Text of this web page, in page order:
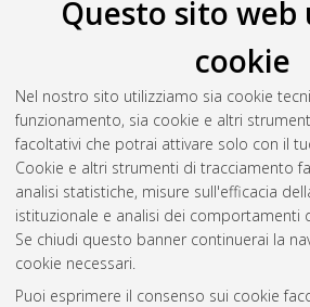
Questo sito web
cookie
Nel nostro sito utilizziamo sia cookie
funzionamento, sia cookie e altri
facoltativi che potrai attivare solo con il
Cookie e altri strumenti di tracciamento
analisi statistiche, misure sull'efficacia
istituzionale e analisi dei comportamenti
Se chiudi questo banner continuerai la
cookie necessari.
Puoi esprimere il consenso sui cookie
Numero di documenti:1.
Sugic, Danica(2014)Il gruppo delle
quantistica.[Laurea], Università di
Fisica [L-DM270]
Questa lista e' stata generata ilFri Aug
Atom